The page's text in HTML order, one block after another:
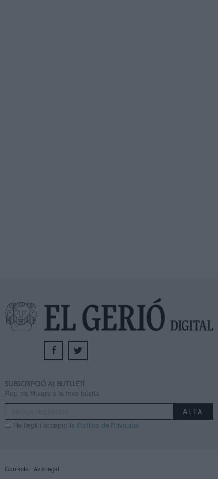
SUBSCRIPCIÓ AL BUTLLETÍ
Rep els titulars a la teva bústia
He llegit i accepto la Política de Privacitat
Contacte Avís legal